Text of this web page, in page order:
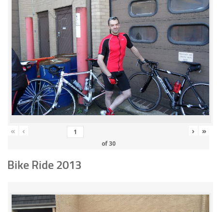
« ‹
of30
› »
Bike Ride 2013